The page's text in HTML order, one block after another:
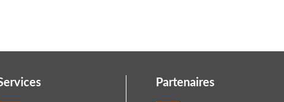
Partenaires